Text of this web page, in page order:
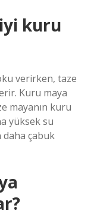
kuru
verirken, taze
Kuru maya
mayanın kuru
yüksek su
daha çabuk